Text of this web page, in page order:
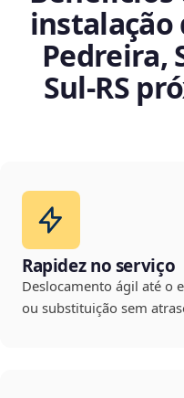
Pedreira,
Sul‑RS
Rapidez no serviço
Deslocamento ágil até o
ou substituição sem